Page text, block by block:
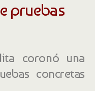
pruebas
coronó una
concretas